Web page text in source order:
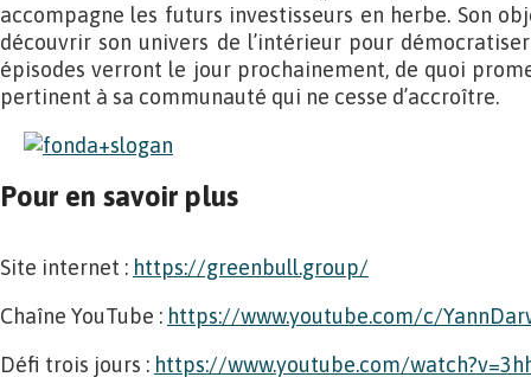
accompagne les futurs investisseurs en herbe. Son
découvrir son univers de l’intérieur pour
épisodes verront le jour prochainement, de quoi
pertinent à sa communauté qui ne cesse d’accroître.
Pour en savoir plus
Site internet : https://greenbull.group/
Chaîne YouTube : https://www.youtube.com/c/
Défi trois jours : https://www.youtube.com/